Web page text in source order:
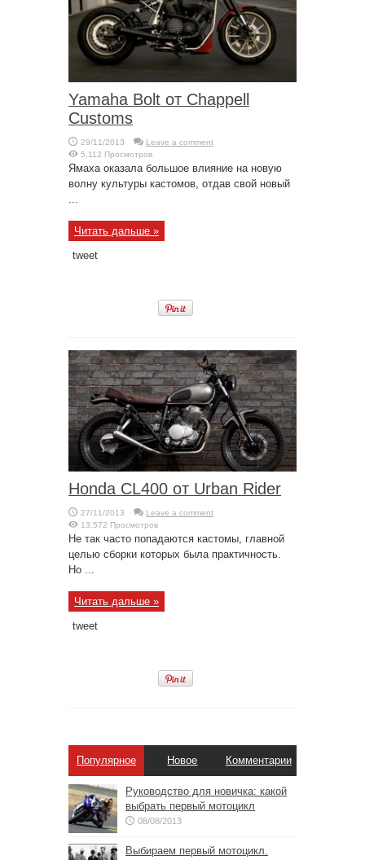
Yamaha Bolt от Chappell
Customs
29/11/2013
Leave a comment
5,112 Просмотров
Ямаха оказала большое влияние на новую
волну культуры кастомов, отдав свой новый
Читать дальше »
tweet
Honda CL400 от Urban Rider
27/11/2013
Leave a comment
13,572 Просмотров
Не так часто попадаются кастомы, главной
целью сборки которых была практичность.
Но ...
Читать дальше »
tweet
Популярное Новое Комментарии
Руководство для новичка: какой
выбрать первый мотоцикл
08/08/2013
Выбираем первый мотоцикл.